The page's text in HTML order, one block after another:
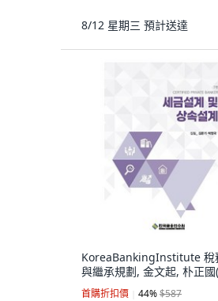
8/12 星期三 預計送達
KoreaBankingInstitute 稅
與繼承規劃, 金文起, 朴正國
首購折扣價 44%$587